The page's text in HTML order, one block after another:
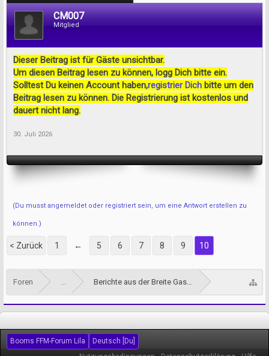
CM007
Mitglied
Dieser Beitrag ist für Gäste unsichtbar.
Um diesen Beitrag lesen zu können, logg Dich bitte ein.
Solltest Du keinen Account haben,registrier Dich bitte um den
Beitrag lesen zu können. Die Registrierung ist kostenlos und
dauert nicht lang.
30. Juli 2026
(Du musst angemeldet oder registriert sein, um eine Antwort erstellen zu
können.)
< Zurück 1 ← 5 6 7 8 9 10
Foren ... Berichte aus der Breite Gasse
Booms FFM-Forum Lila
Deutsch [Du]